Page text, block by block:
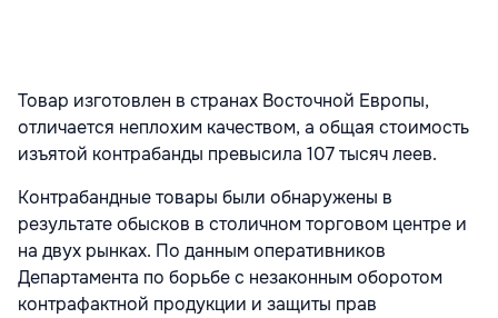
Товар изготовлен в странах Восточной Европы,
отличается неплохим качеством, а общая стоимость
изъятой контрабанды превысила 107 тысяч леев.
Контрабандные товары были обнаружены в
результате обысков в столичном торговом центре и
на двух рынках. По данным оперативников
Департамента по борьбе с незаконным оборотом
контрафактной продукции и защиты прав